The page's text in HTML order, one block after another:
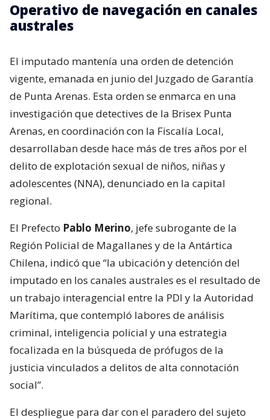
Operativo de navegación en canales
australes
El imputado mantenía una orden de detención
vigente, emanada en junio del Juzgado de Garantía
de Punta Arenas. Esta orden se enmarca en una
investigación que detectives de la Brisex Punta
Arenas, en coordinación con la Fiscalía Local,
desarrollaban desde hace más de tres años por el
delito de explotación sexual de niños, niñas y
adolescentes (NNA), denunciado en la capital
regional.
El Prefecto Pablo Merino, jefe subrogante de la
Región Policial de Magallanes y de la Antártica
Chilena, indicó que “la ubicación y detención del
imputado en los canales australes es el resultado de
un trabajo interagencial entre la PDI y la Autoridad
Marítima, que contempló labores de análisis
criminal, inteligencia policial y una estrategia
focalizada en la búsqueda de prófugos de la
justicia vinculados a delitos de alta connotación
social”.
El despliegue para dar con el paradero del sujeto